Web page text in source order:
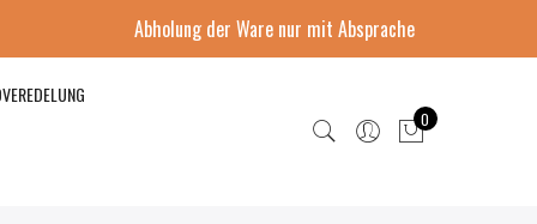
Abholung der Ware nur mit Absprache
0